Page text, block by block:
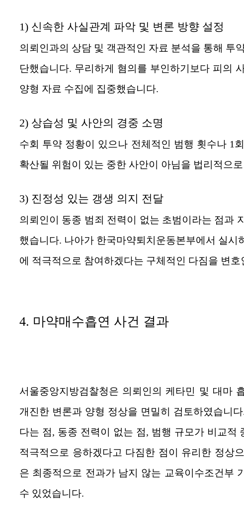
1) 신속한 사실관계 파악 및 변론 방향 설정
의뢰인과의 상담 및 객관적인 자료 분석을 통해 투
단했습니다. 무리하게 혐의를 부인하기보다 피의
양형 자료 수집에 집중했습니다.
2) 상습성 및 사안의 경중 소명
수회 투약 정황이 있으나 전체적인 범행 횟수나 1
확산될 위험이 있는 중한 사안이 아님을 법리적으
3) 진정성 있는 갱생 의지 전달
의뢰인이 동종 범죄 전력이 없는 초범이라는 점과
했습니다. 나아가 한국마약퇴치운동본부에서 실시
에 적극적으로 참여하겠다는 구체적인 다짐을 변
4. 마약매수흡연 사건 결과
서울중앙지방검찰청은 의뢰인의 케타민 및 대마
개진한 변론과 양형 정상을 면밀히 검토하였습니
다는 점, 동종 전력이 없는 점, 범행 규모가 비교적
적극적으로 응하겠다고 다짐한 점이 유리한 정상
은 최종적으로 전과가 남지 않는 교육이수조건부
수 있었습니다.